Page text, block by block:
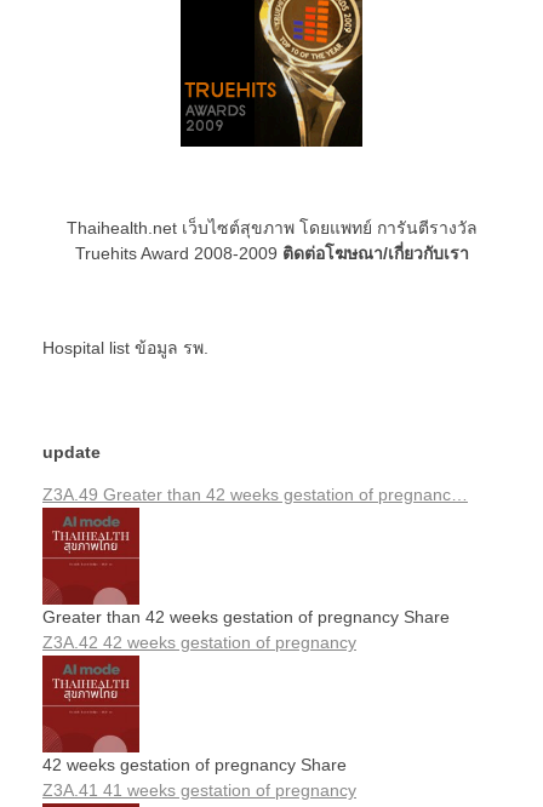
Thaihealth.net เว็บไซต์สุขภาพ โดยแพทย์ การันตีรางวัล
Truehits Award 2008-2009 ติดต่อโฆษณา/เกี่ยวกับเรา
Hospital list ข้อมูล รพ.
update
Z3A.49 Greater than 42 weeks gestation of pregnanc…
Greater than 42 weeks gestation of pregnancy Share
Z3A.42 42 weeks gestation of pregnancy
42 weeks gestation of pregnancy Share
Z3A.41 41 weeks gestation of pregnancy